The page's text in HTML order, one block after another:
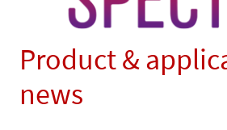
Product &
news